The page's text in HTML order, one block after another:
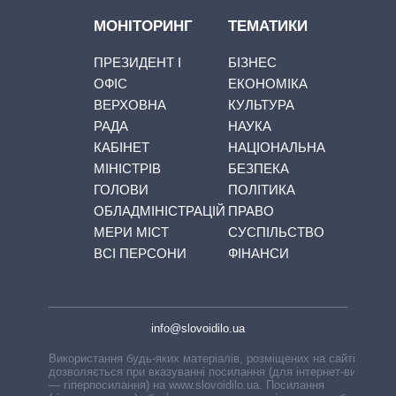
МОНІТОРИНГ
ПРЕЗИДЕНТ І
ОФІС
ВЕРХОВНА
РАДА
КАБІНЕТ
МІНІСТРІВ
ГОЛОВИ
ОБЛАДМІНІСТРАЦІЙ
МЕРИ МІСТ
ВСІ ПЕРСОНИ
ТЕМАТИКИ
БІЗНЕС
ЕКОНОМІКА
КУЛЬТУРА
НАУКА
НАЦІОНАЛЬНА
БЕЗПЕКА
ПОЛІТИКА
ПРАВО
СУСПІЛЬСТВО
ФІНАНСИ
info@slovoidilo.ua
Використання будь-яких матеріалів, розміщених на сайті,
дозволяється при вказуванні посилання (для інтернет-видань
— гіперпосилання) на www.slovoidilo.ua. Посилання